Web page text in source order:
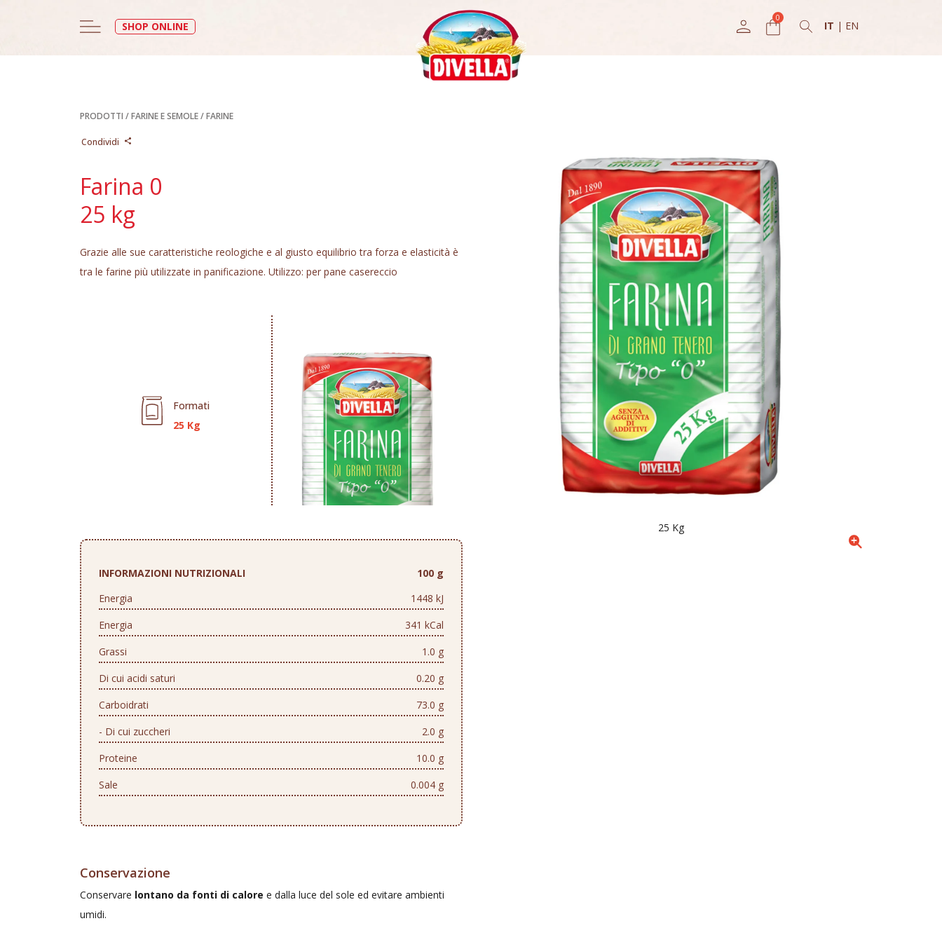
SHOP ONLINE IT | EN
PRODOTTI /FARINE E SEMOLE/FARINE
Condividi
Farina 0
25 kg
Grazie alle sue caratteristiche reologiche e al giusto equilibrio tra forza e elasticità è
tra le farine più utilizzate in panificazione. Utilizzo: per pane casereccio
Formati
25 Kg
INFORMAZIONI NUTRIZIONALI
100 g
Energia
1448 kJ
Energia
341 kCal
Grassi
1.0 g
Di cui acidi saturi
0.20 g
Carboidrati
73.0 g
- Di cui zuccheri
2.0 g
Proteine
10.0 g
Sale
0.004 g
Conservazione
Conservare lontano da fonti di calore e dalla luce del sole ed evitare ambienti
umidi.
25 Kg